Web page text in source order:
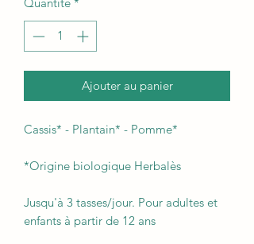
Ajouter au panier
Cassis* - Plantain* - Pomme*
*Origine biologique Herbalès
Jusqu'à 3 tasses/jour. Pour adultes et
enfants à partir de 12 ans